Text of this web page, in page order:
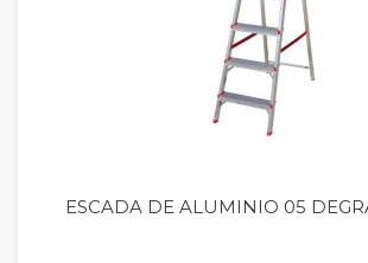
Quickview
ESCADA DE ALUMINIO 05